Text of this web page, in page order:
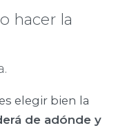
hacer la
elegir bien la
de adónde y